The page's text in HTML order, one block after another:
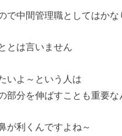
で中間管理職としてはかな
とは言いません
いよ～という人は
部分を伸ばすことも重要
が利くんですよね～